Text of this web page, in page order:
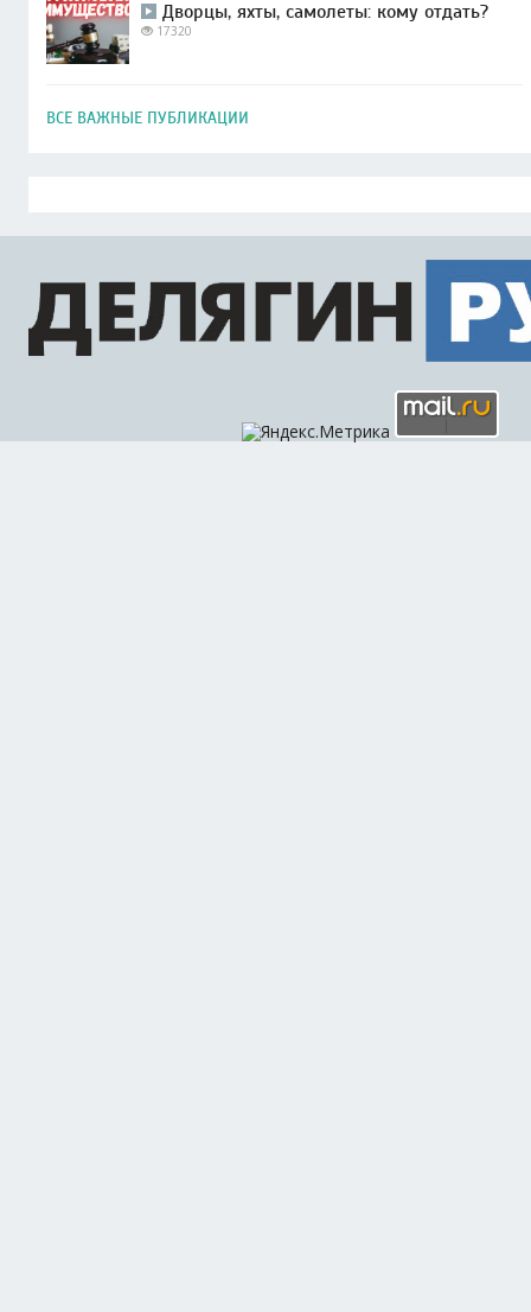
Дворцы, яхты, самолеты: кому отдать?
17320
ВСЕ ВАЖНЫЕ ПУБЛИКАЦИИ